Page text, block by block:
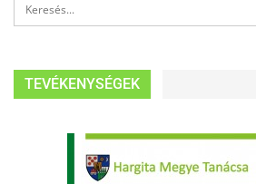
TEVÉKENYSÉGEK